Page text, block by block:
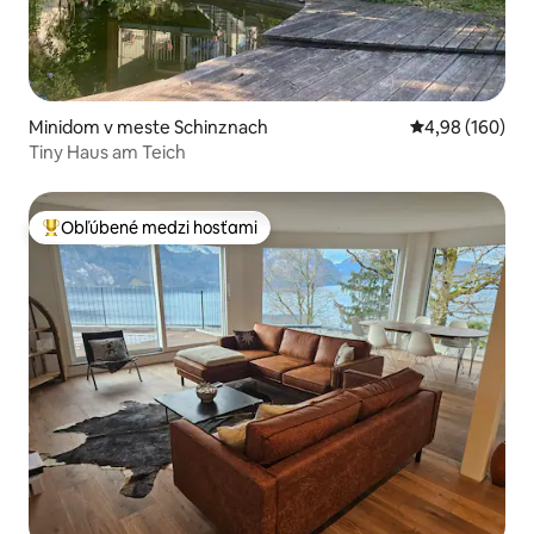
Minidom v meste Schinznach Priemerné
4,98 (160)
Tiny Haus am Teich
Najobľúbenejšie medzi hosťami
Obľúbené medzi hosťami